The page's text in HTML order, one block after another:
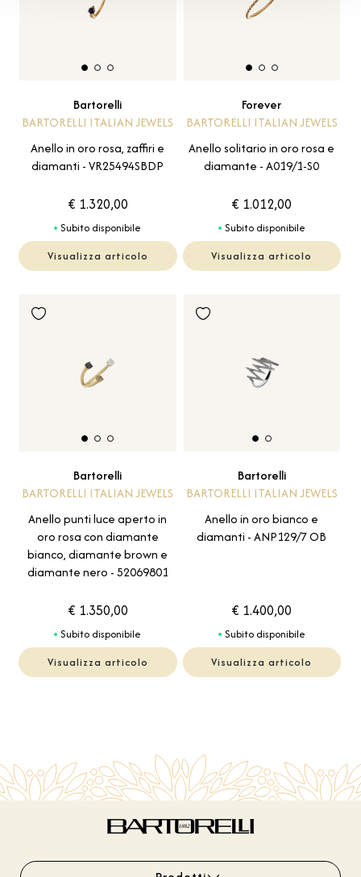
Bartorelli
BARTORELLI ITALIAN JEWELS
Anello in oro rosa, zaffiri e
diamanti - VR25494SBDP
€ 1.320,00
Subito disponibile
Visualizza articolo
Forever
BARTORELLI ITALIAN JEWELS
Anello solitario in oro rosa e
diamante - A019/1-S0
€ 1.012,00
Subito disponibile
Visualizza articolo
Bartorelli
BARTORELLI ITALIAN JEWELS
Anello punti luce aperto in
oro rosa con diamante
bianco, diamante brown e
diamante nero - 52069801
€ 1.350,00
Subito disponibile
Visualizza articolo
Bartorelli
BARTORELLI ITALIAN JEWELS
Anello in oro bianco e
diamanti - ANP129/7 OB
€ 1.400,00
Subito disponibile
Visualizza articolo